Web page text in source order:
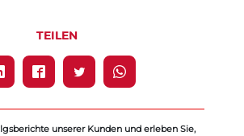
TEILEN
unserer Kunden und erleben Sie,